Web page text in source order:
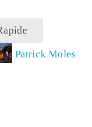
Patrick Moles